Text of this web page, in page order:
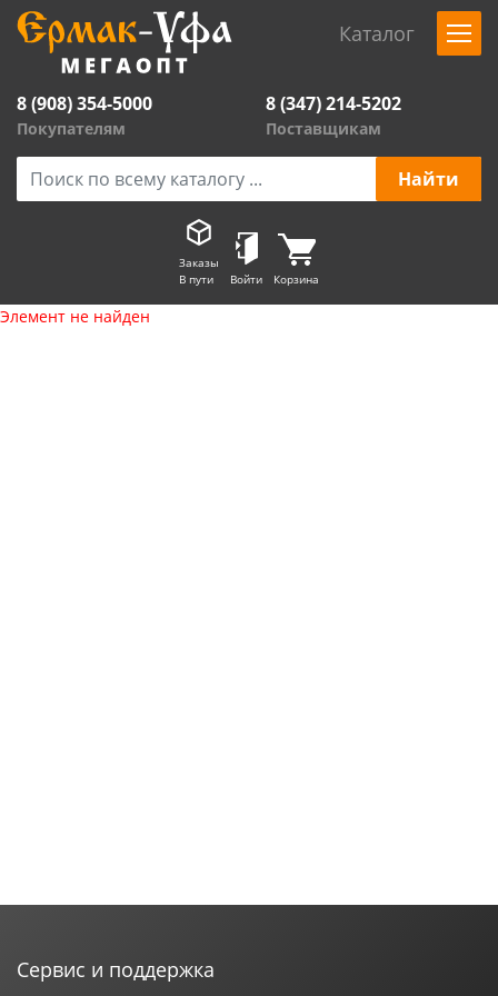
Каталог
8 (908) 354-5000
Покупателям
8 (347) 214-5202
Поставщикам
Заказы
В пути
Войти Корзина
Элемент не найден
Сервис и поддержка